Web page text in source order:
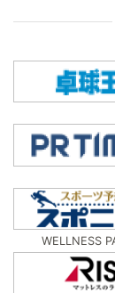
WELLNESS